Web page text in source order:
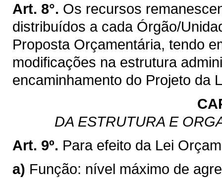
Art. 8°. Os recursos
distribuídos a cada Órgão/
Proposta Orçamentária, tendo
modificações na estrutura
encaminhamento do Projeto da
DA ESTRUTURA E
Art. 9º. Para efeito da Lei
a) Função: nível máximo de